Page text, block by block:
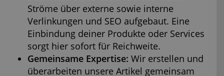
Ströme über externe sowie interne
Verlinkungen und SEO aufgebaut. Eine
Einbindung deiner Produkte oder Services
sorgt hier sofort für Reichweite.
Gemeinsame Expertise: Wir erstellen und
überarbeiten unsere Artikel gemeinsam